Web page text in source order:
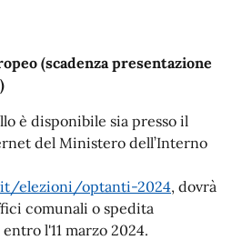
(scadenza presentazione
è disponibile sia presso il
del Ministero dell’Interno
elezioni/optanti-2024, dovrà
comunali o spedita
l'11 marzo 2024.